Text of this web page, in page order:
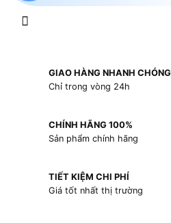
GIAO HÀNG NHANH CHÓNG
Chỉ trong vòng 24h
CHÍNH HÃNG 100%
Sản phẩm chính hãng
TIẾT KIỆM CHI PHÍ
Giá tốt nhất thị trường